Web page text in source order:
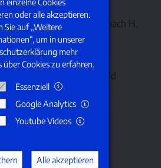
für Kinder (IMS) nach H.
mit stotternden
Eltern: Palin Parent Child
B. Hansen
und
oder alle akzeptieren.
Sie auf „Weitere
um in unserer
mehr
über Cookies zu erfahren.
Essenziell
Google Analytics
Youtube Videos
Alle akzeptieren